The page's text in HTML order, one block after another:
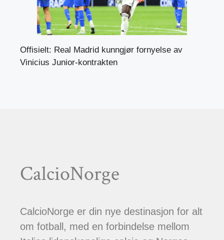
Offisielt: Real Madrid kunngjør fornyelse av
Vinicius Junior-kontrakten
CalcioNorge
CalcioNorge er din nye destinasjon for alt
om fotball, med en forbindelse mellom